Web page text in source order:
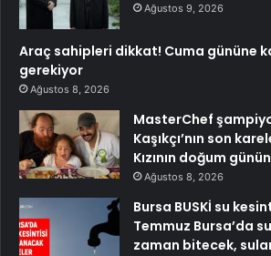
Ağustos 9, 2026
Araç sahipleri dikkat! Cuma gününe
gerekiyor
Ağustos 8, 2026
MasterChef
Kaşıkçı’nın son
Kızının doğum
Ağustos 8, 2026
Bursa BUSKİ su
Temmuz Bursa’da
zaman bitecek,